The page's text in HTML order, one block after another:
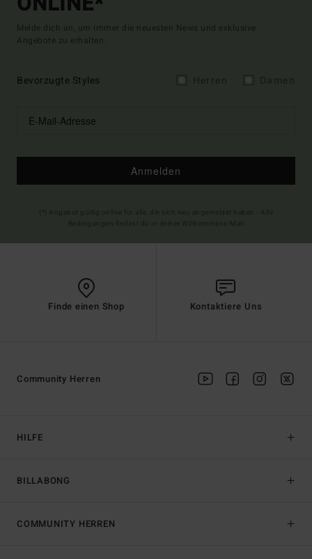
Melde dich an, um immer die neuesten News und exklusive
Angebote zu erhalten.
Bevorzugte Styles
Anmelden
Finde einen Shop Kontaktiere Uns
HILFE
BILLABONG
Community Herren
COMMUNITY HERREN